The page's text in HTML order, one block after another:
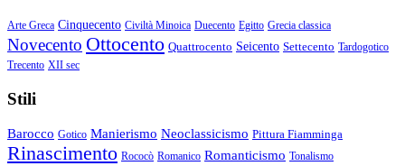
Arte Greca Cinquecento Civiltà Minoica Duecento Egitto Grecia classica
Novecento Ottocento Quattrocento Seicento Settecento Tardogotico
Trecento XII sec
Stili
Barocco Gotico Manierismo Neoclassicismo Pittura Fiamminga
Rinascimento Rococò Romanico Romanticismo Tonalismo